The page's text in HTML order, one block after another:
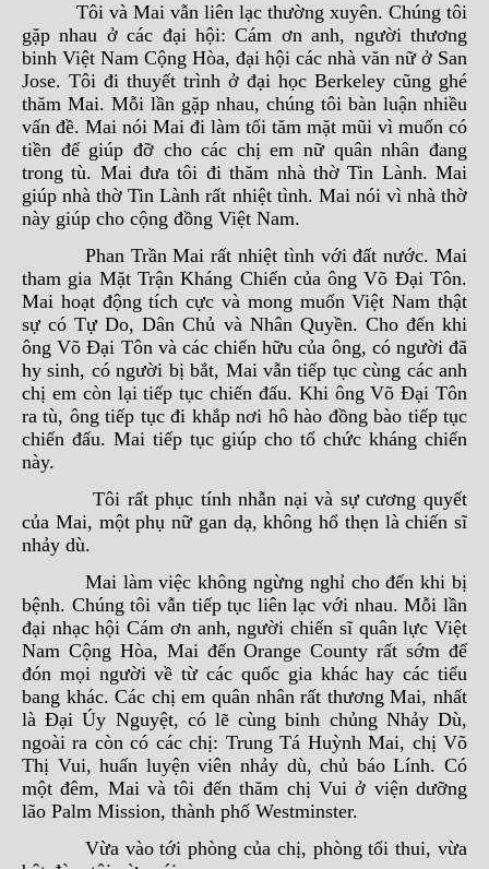
Tôi và Mai vẫn liên lạc thường xuyên. Chúng tôi
gặp nhau ở các đại hội: Cám ơn anh, người thương
binh Việt Nam Cộng Hòa, đại hội các nhà văn nữ ở San
Jose. Tôi đi thuyết trình ở đại học Berkeley cũng ghé
thăm Mai. Mỗi lần gặp nhau, chúng tôi bàn luận nhiều
vấn đề. Mai nói Mai đi làm tối tăm mặt mũi vì muốn có
tiền để giúp đỡ cho các chị em nữ quân nhân đang
trong tù. Mai đưa tôi đi thăm nhà thờ Tin Lành. Mai
giúp nhà thờ Tin Lành rất nhiệt tình. Mai nói vì nhà thờ
này giúp cho cộng đồng Việt Nam.
Phan Trần Mai rất nhiệt tình với đất nước. Mai
tham gia Mặt Trận Kháng Chiến của ông Võ Đại Tôn.
Mai hoạt động tích cực và mong muốn Việt Nam thật
sự có Tự Do, Dân Chủ và Nhân Quyền. Cho đến khi
ông Võ Đại Tôn và các chiến hữu của ông, có người đã
hy sinh, có người bị bắt, Mai vẫn tiếp tục cùng các anh
chị em còn lại tiếp tục chiến đấu. Khi ông Võ Đại Tôn
ra tù, ông tiếp tục đi khắp nơi hô hào đồng bào tiếp tục
chiến đấu. Mai tiếp tục giúp cho tổ chức kháng chiến
này.
Tôi rất phục tính nhẫn nại và sự cương quyết
của Mai, một phụ nữ gan dạ, không hổ thẹn là chiến sĩ
nhảy dù.
Mai làm việc không ngừng nghỉ cho đến khi bị
bệnh. Chúng tôi vẫn tiếp tục liên lạc với nhau. Mỗi lần
đại nhạc hội Cám ơn anh, người chiến sĩ quân lực Việt
Nam Cộng Hòa, Mai đến Orange County rất sớm để
đón mọi người về từ các quốc gia khác hay các tiểu
bang khác. Các chị em quân nhân rất thương Mai, nhất
là Đại Úy Nguyệt, có lẽ cùng binh chủng Nhảy Dù,
ngoài ra còn có các chị: Trung Tá Huỳnh Mai, chị Võ
Thị Vui, huấn luyện viên nhảy dù, chủ báo Lính. Có
một đêm, Mai và tôi đến thăm chị Vui ở viện dưỡng
lão Palm Mission, thành phố Westminster.
Vừa vào tới phòng của chị, phòng tối thui, vừa